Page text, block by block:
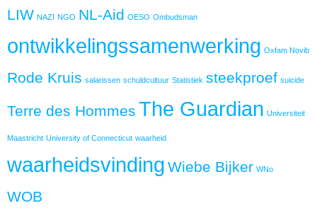
LIW NAZI NGO NL-Aid OESO Ombudsman
ontwikkelingssamenwerking Oxfam Novib
Rode Kruis salarissen schuldcultuur Statistiek steekproef suicide
Terre des Hommes The Guardian Universiteit
Maastricht University of Connecticut waarheid
waarheidsvinding Wiebe Bijker WNo
WOB